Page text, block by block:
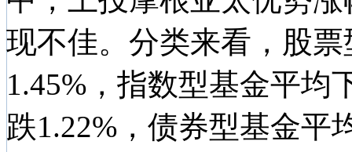
现不佳。分类来看，股
1.45%，指数型基金平均
跌1.22%，债券型基金平